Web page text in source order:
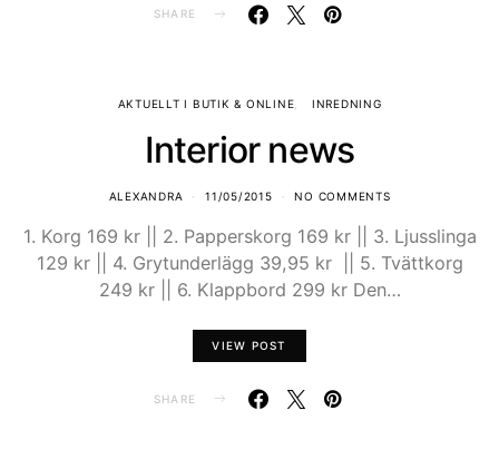
SHARE
AKTUELLT I BUTIK & ONLINE INREDNING
Interior news
ALEXANDRA 11/05/2015 NO COMMENTS
1. Korg 169 kr || 2. Papperskorg 169 kr || 3. Ljusslinga
129 kr || 4. Grytunderlägg 39,95 kr || 5. Tvättkorg
249 kr || 6. Klappbord 299 kr Den…
VIEW POST
SHARE